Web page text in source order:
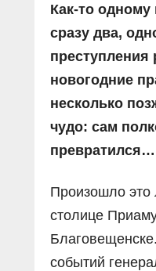
Как-то одному
сразу два,
преступления
новогодние
несколько
чудо: сам
превратился…
Произошло это
столице
событий